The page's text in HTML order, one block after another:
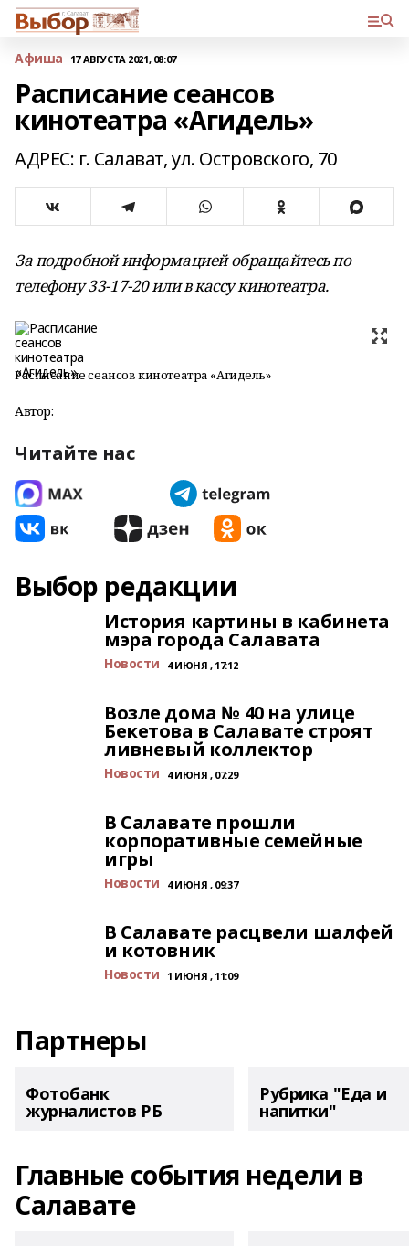
Афиша 17 АВГУСТА 2021, 08:07
Расписание сеансов
кинотеатра «Агидель»
АДРЕС: г. Салават, ул. Островского, 70
За подробной информацией обращайтесь по
телефону 33-17-20 или в кассу кинотеатра.
Расписание сеансов кинотеатра «Агидель»
Автор:
Читайте нас
Выбор редакции
История картины в кабинета
мэра города Салавата
Новости 4 ИЮНЯ , 17:12
Возле дома № 40 на улице
Бекетова в Салавате строят
ливневый коллектор
Новости 4 ИЮНЯ , 07:29
В Салавате прошли
корпоративные семейные
игры
Новости 4 ИЮНЯ , 09:37
В Салавате расцвели шалфей
и котовник
Новости 1 ИЮНЯ , 11:09
Партнеры
Фотобанк
журналистов РБ
Рубрика "Еда и
напитки"
Главные события недели в
Салавате